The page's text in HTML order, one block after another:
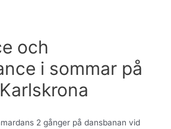
och
i sommar på
2 gånger på dansbanan vid